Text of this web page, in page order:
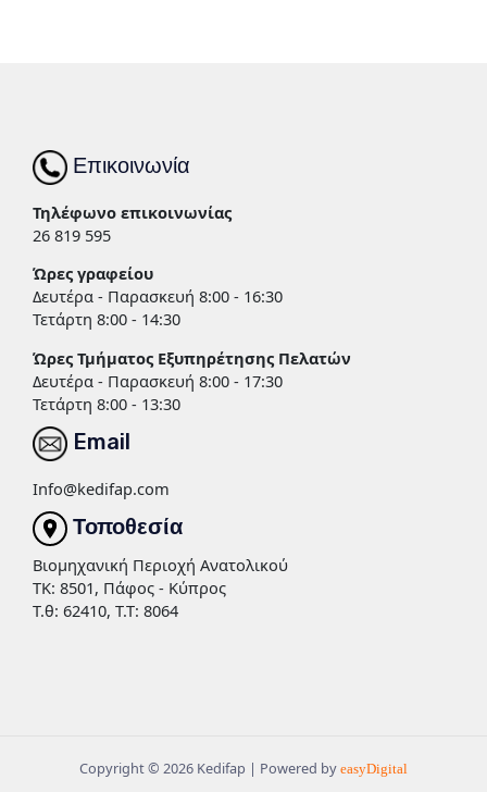
Επικοινωνία
Τηλέφωνο επικοινωνίας
26 819 595
Ώρες γραφείου
Δευτέρα - Παρασκευή 8:00 - 16:30
Τετάρτη 8:00 - 14:30
Ώρες Τμήματος Εξυπηρέτησης Πελατών
Δευτέρα - Παρασκευή 8:00 - 17:30
Τετάρτη 8:00 - 13:30
Email
Info@kedifap.com
Τοποθεσία
Βιομηχανική Περιοχή Ανατολικού
TK: 8501, Πάφος - Κύπρος
Τ.θ: 62410, Τ.Τ: 8064
Copyright © 2026 Kedifap | Powered by easyDigital